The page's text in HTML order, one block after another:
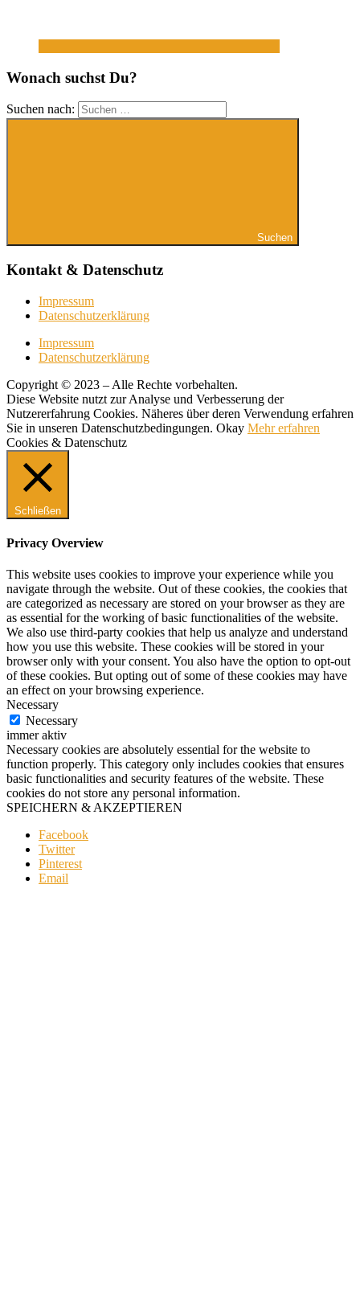
Wonach suchst Du?
Suchen nach:
Suchen
Kontakt & Datenschutz
Impressum
Datenschutzerklärung
Impressum
Datenschutzerklärung
Copyright © 2023 – Alle Rechte vorbehalten.
Diese Website nutzt zur Analyse und Verbesserung der
Nutzererfahrung Cookies. Näheres über deren Verwendung erfahren
Sie in unseren Datenschutzbedingungen. Okay Mehr erfahren
Cookies & Datenschutz
Schließen
Privacy Overview
This website uses cookies to improve your experience while you
navigate through the website. Out of these cookies, the cookies that
are categorized as necessary are stored on your browser as they are
as essential for the working of basic functionalities of the website.
We also use third-party cookies that help us analyze and understand
how you use this website. These cookies will be stored in your
browser only with your consent. You also have the option to opt-out
of these cookies. But opting out of some of these cookies may have
an effect on your browsing experience.
Necessary
Necessary
immer aktiv
Necessary cookies are absolutely essential for the website to
function properly. This category only includes cookies that ensures
basic functionalities and security features of the website. These
cookies do not store any personal information.
SPEICHERN & AKZEPTIEREN
Facebook
Twitter
Pinterest
Email